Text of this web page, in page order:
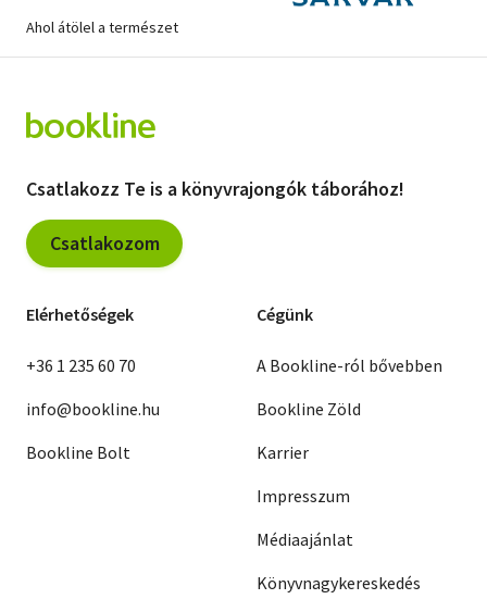
Ahol átölel a természet
Csatlakozz Te is a könyvrajongók táborához!
Csatlakozom
Elérhetőségek
+36 1 235 60 70
info@bookline.hu
Bookline Bolt
Cégünk
A Bookline-ról bővebben
Bookline Zöld
Karrier
Impresszum
Médiaajánlat
Könyvnagykereskedés